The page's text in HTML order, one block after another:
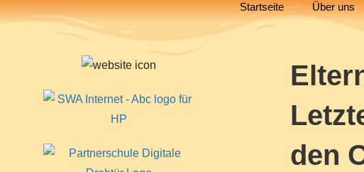
Startseite Über uns
den